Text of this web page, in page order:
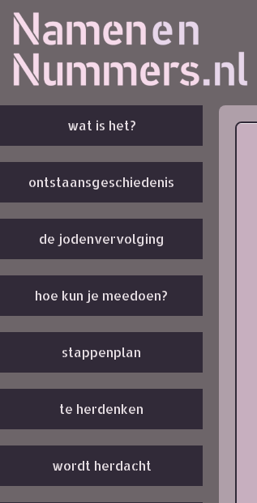
wat is het?
ontstaansgeschiedenis
de jodenvervolging
hoe kun je meedoen?
stappenplan
te herdenken
wordt herdacht